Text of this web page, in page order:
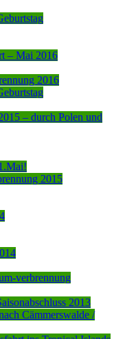
– Mai 2016
2016
– durch Polen und
2015
verbrennung
2013
Cämmerswalde /